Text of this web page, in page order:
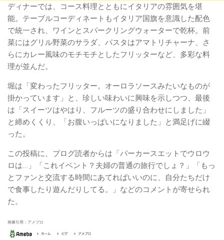
ディナーでは、コース料理とともにイタリアの雰囲気を堪
能。テーブルコーディネートもイタリア国旗を意識した配色
で統一され、ワインとスパークリングウォーターで乾杯。前
菜にはグリル野菜のサラダ、パスタはアマトリチャーナ、さ
らにカレー風味のモチモチとしたフリッターなど、多彩な料
理が並んだ。
堀は「変わったフリッター。オーロラソースみたいなものが
掛かっています」と、珍しい味わいに興味を示しつつ、最後
は「スイーツはやはり、フルーツの盛り合わせにしました」
と締めくくり、「お腹いっぱいになりました」と満足げに綴
った。
この投稿に、ブログ読者からは「パーカースエットでウロウ
ロは…」「これイベント？夫婦の普通の旅行でしょ？」「もっ
とファンと交流する時間にあてればいいのに、自分たちだけ
で食事したり遊んだりしてる。」などのコメントが寄せられ
た。
画像引用：アメブロ